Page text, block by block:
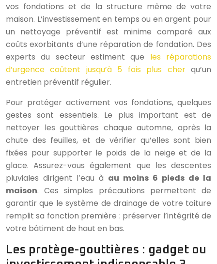
vos fondations et de la structure même de votre
maison. L’investissement en temps ou en argent pour
un nettoyage préventif est minime comparé aux
coûts exorbitants d’une réparation de fondation. Des
experts du secteur estiment que les réparations
d’urgence coûtent jusqu’à 5 fois plus cherqu’un
entretien préventif régulier.
Pour protéger activement vos fondations, quelques
gestes sont essentiels. Le plus important est de
nettoyer les gouttières chaque automne, après la
chute des feuilles, et de vérifier qu’elles sont bien
fixées pour supporter le poids de la neige et de la
glace. Assurez-vous également que les descentes
pluviales dirigent l’eau à au moins 6 pieds de la
maison. Ces simples précautions permettent de
garantir que le système de drainage de votre toiture
remplit sa fonction première : préserver l’intégrité de
votre bâtiment de haut en bas.
Les protège-gouttières : gadget ou